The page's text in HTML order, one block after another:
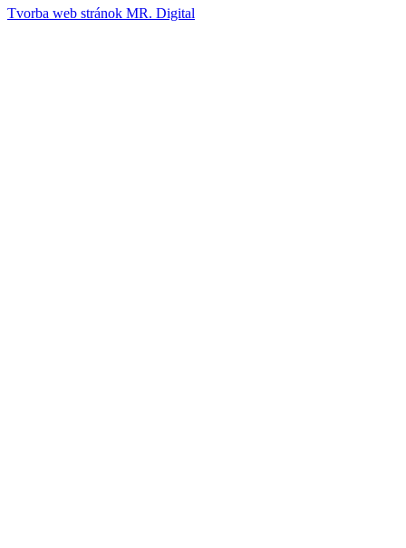
Tvorba web stránok MR. Digital